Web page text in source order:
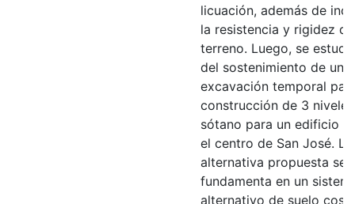
licuación, además de
la resistencia y rigidez
terreno. Luego, se
del sostenimiento de una
excavación temporal
construcción de 3
sótano para un edificio a
el centro de San José. La
alternativa propuesta se
fundamenta en un
alternativo de suelo